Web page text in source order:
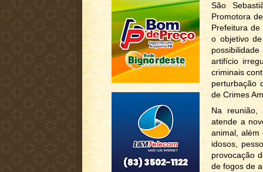
São
Promotora
Prefeitura de
o objetivo
artifício
criminais
perturbação
de Crimes
Na reunião,
atende a
animal, além
idosos,
provocação
de fogos de